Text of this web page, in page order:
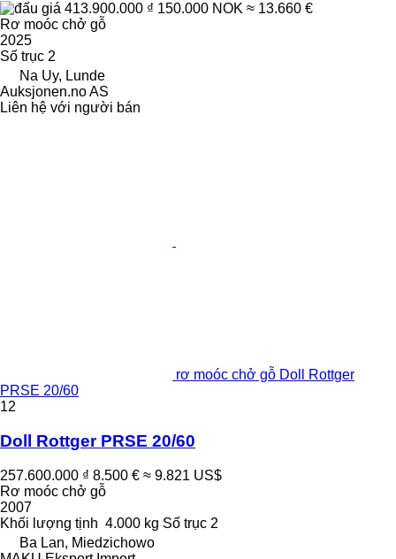
413.900.000 ₫ 150.000 NOK ≈ 13.660 €
Rơ moóc chở gỗ
2025
Số trục 2
Na Uy, Lunde
Auksjonen.no AS
Liên hệ với người bán
rơ moóc chở gỗ Doll Rottger
PRSE 20/60
12
Doll Rottger PRSE 20/60
257.600.000 ₫ 8.500 € ≈ 9.821 US$
Rơ moóc chở gỗ
2007
Khối lượng tịnh 4.000 kg Số trục 2
Ba Lan, Miedzichowo